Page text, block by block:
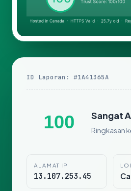
ID Laporan: #1A41365A
100 Sangat
Ringkasan
ALAMAT IP
13.107.253.45